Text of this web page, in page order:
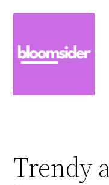
Trendy